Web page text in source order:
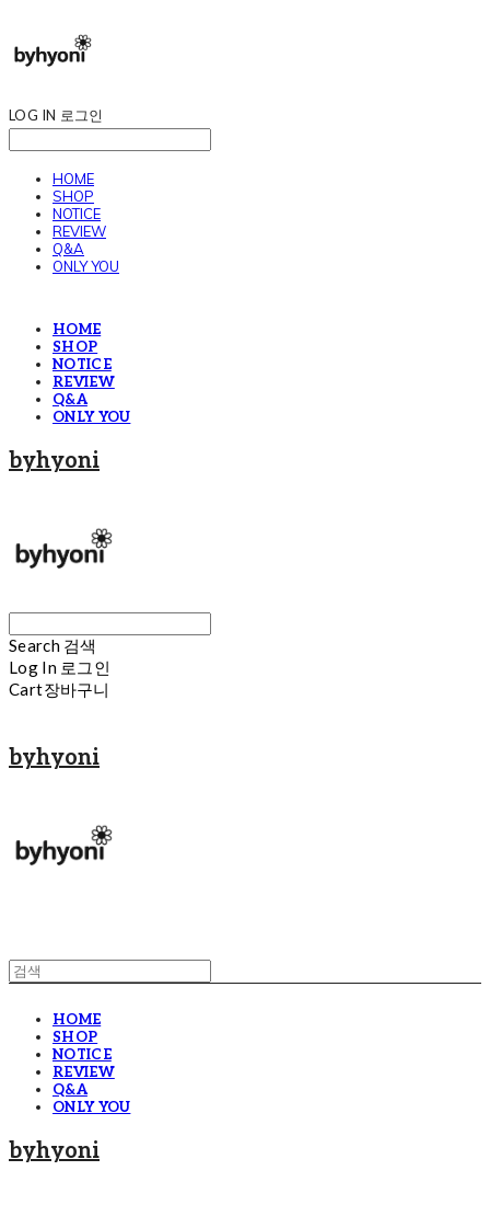
LOG IN 로그인
HOME
SHOP
NOTICE
REVIEW
Q&A
ONLY YOU
HOME
SHOP
NOTICE
REVIEW
Q&A
ONLY YOU
byhyoni
Search 검색
Log In 로그인
Cart장바구니
byhyoni
HOME
SHOP
NOTICE
REVIEW
Q&A
ONLY YOU
byhyoni